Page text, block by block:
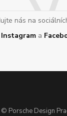
nás na
Instagram a
© Porsche Design